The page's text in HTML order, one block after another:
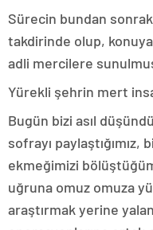
Sürecin bundan sonraki
takdirinde olup,
adli mercilere
Yürekli şehrin mert
Bugün bizi asıl
sofrayı
ekmeğimizi
uğruna omuz omuza
araştırmak yerine